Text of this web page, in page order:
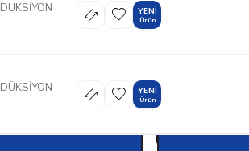
YENI
Ürün
YENI
Ürün